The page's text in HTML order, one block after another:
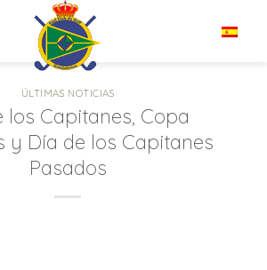
ÚLTIMAS NOTICIAS
los Capitanes, Copa
y Día de los Capitanes
Pasados